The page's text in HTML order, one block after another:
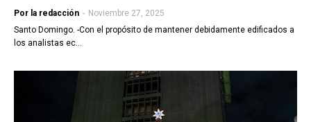
Por la redacción - Noviembre 27, 2025
Santo Domingo. -Con el propósito de mantener debidamente edificados a
los analistas ec…